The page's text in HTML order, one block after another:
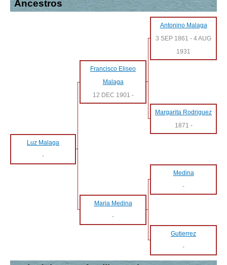
Ancestros
Antonino Malaga
3 SEP 1861 - 4 AUG
1931
Francisco Eliseo
Malaga
12 DEC 1901 -
Margarita Rodriguez
1871 -
Luz Malaga
-
Medina
-
Maria Medina
-
Gutierrez
-